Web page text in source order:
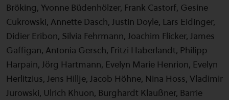
Bröking, Yvonne Büdenhölzer, Frank Castorf, Gesine
Cukrowski, Annette Dasch, Justin Doyle, Lars Eidinger,
Didier Eribon, Silvia Fehrmann, Joachim Flicker, James
Gaffigan, Antonia Gersch, Fritzi Haberlandt, Philipp
Harpain, Jörg Hartmann, Evelyn Marie Henrion, Evelyn
Herlitzius, Jens Hillje, Jacob Höhne, Nina Hoss, Vladimir
Jurowski, Ulrich Khuon, Burghardt Klaußner, Barrie